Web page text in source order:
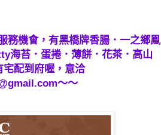
務機會，有黑橋牌香腸．一之鄉鳯
海苔．蛋捲．薄餅．花茶．高山
配到府喔，意洽
～～